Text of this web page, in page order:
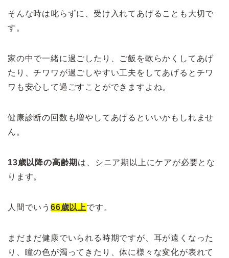
そんな時は叱らずに、受け入れてあげることも大切で
す。
家の中で一緒に過ごしたり、ご飯を軟らかくしてあげ
たり、チワワが過ごしやすい工夫をしてあげるとチワ
ワも安心して過ごすことができますよね。
健康診断の回数も増やしてあげるといいかもしれませ
ん。
13歳以降の高齢期 は、シニア期以上にケアが必要とな
ります。
人間でいう 66歳以上です。
まだまだ健康でいられる時期ですが、耳が遠くなった
り、瞳の色が濁ってきたり、体に様々な変化が表れて